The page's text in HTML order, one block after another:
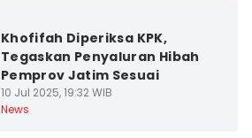
Khofifah Diperiksa KPK,
Tegaskan Penyaluran Hibah
Pemprov Jatim Sesuai
10 Jul 2025, 19:32 WIB
News